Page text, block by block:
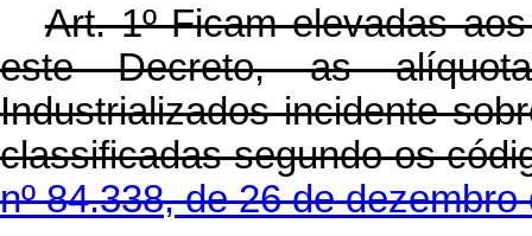
Art. 1º Ficam elevadas
este Decreto, as
Industrializados incidente
classificadas segundo os
nº 84.338, de 26 de dezembro